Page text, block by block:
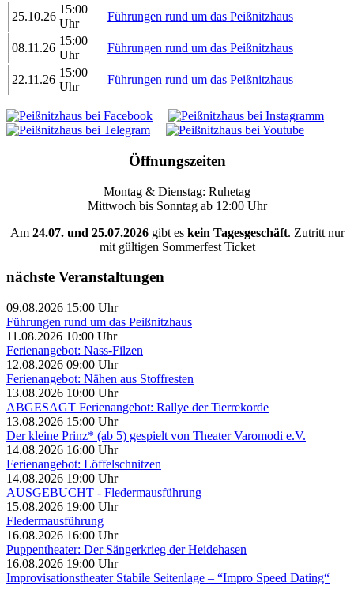
25.10.26
15:00
Uhr
Führungen rund um das Peißnitzhaus
08.11.26
15:00
Uhr
Führungen rund um das Peißnitzhaus
22.11.26
15:00
Uhr
Führungen rund um das Peißnitzhaus
Öffnungszeiten
Montag & Dienstag: Ruhetag
Mittwoch bis Sonntag ab 12:00 Uhr
Am 24.07. und 25.07.2026gibt eskein Tagesgeschäft. Zutritt nur
mit gültigen Sommerfest Ticket
nächste Veranstaltungen
09.08.2026 15:00 Uhr
Führungen rund um das Peißnitzhaus
11.08.2026 10:00 Uhr
Ferienangebot: Nass-Filzen
12.08.2026 09:00 Uhr
Ferienangebot: Nähen aus Stoffresten
13.08.2026 10:00 Uhr
ABGESAGT Ferienangebot: Rallye der Tierrekorde
13.08.2026 15:00 Uhr
Der kleine Prinz* (ab 5) gespielt von Theater Varomodi e.V.
14.08.2026 16:00 Uhr
Ferienangebot: Löffelschnitzen
14.08.2026 19:00 Uhr
AUSGEBUCHT - Fledermausführung
15.08.2026 19:00 Uhr
Fledermausführung
16.08.2026 16:00 Uhr
Puppentheater: Der Sängerkrieg der Heidehasen
16.08.2026 19:00 Uhr
Improvisationstheater Stabile Seitenlage – “Impro Speed Dating“